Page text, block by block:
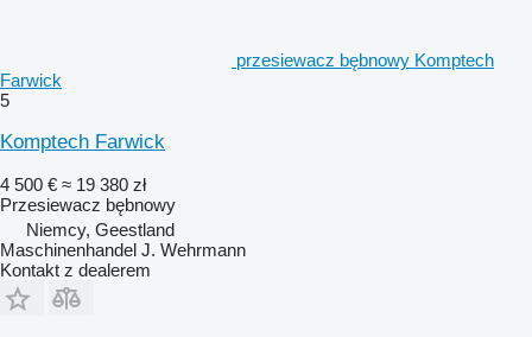
przesiewacz bębnowy Komptech
Farwick
5
Komptech Farwick
4 500 € ≈ 19 380 zł
Przesiewacz bębnowy
Niemcy, Geestland
Maschinenhandel J. Wehrmann
Kontakt z dealerem